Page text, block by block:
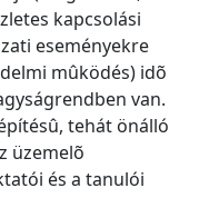
kapcsolási
eseményekre
mûködés) idõ
van.
tehát önálló
üzemelõ
és a tanulói